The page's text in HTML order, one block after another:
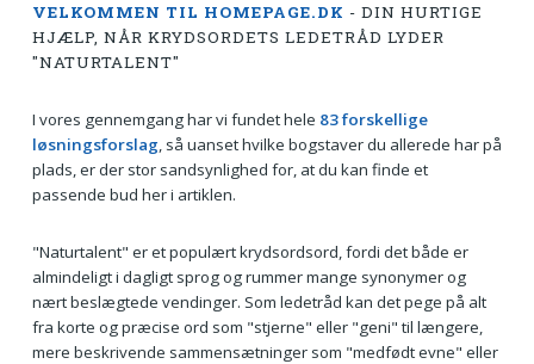
VELKOMMEN TIL HOMEPAGE.DK - DIN HURTIGE
HJÆLP, NÅR KRYDSORDETS LEDETRÅD LYDER
"NATURTALENT"
I vores gennemgang har vi fundet hele 83 forskellige
løsningsforslag, så uanset hvilke bogstaver du allerede har på
plads, er der stor sandsynlighed for, at du kan finde et
passende bud her i artiklen.
"Naturtalent" er et populært krydsordsord, fordi det både er
almindeligt i dagligt sprog og rummer mange synonymer og
nært beslægtede vendinger. Som ledetråd kan det pege på alt
fra korte og præcise ord som "stjerne" eller "geni" til længere,
mere beskrivende sammensætninger som "medfødt evne" eller